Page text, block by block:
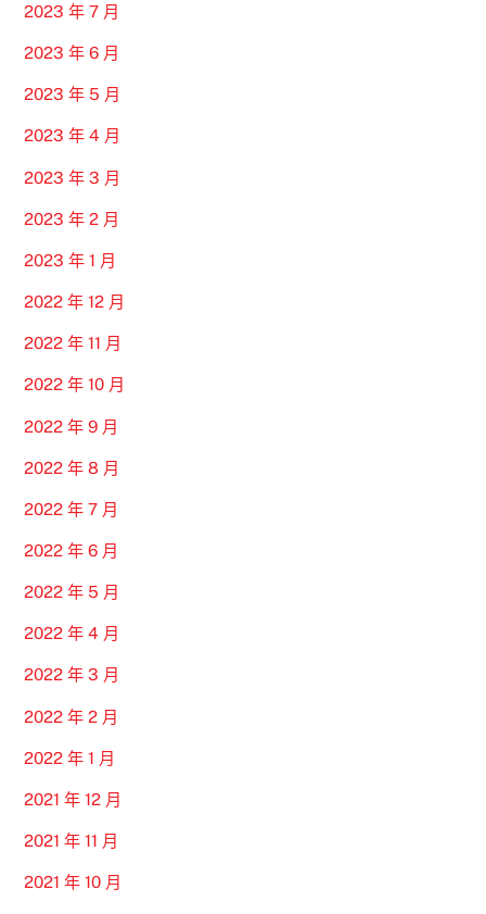
2023 年 7 月
2023 年 6 月
2023 年 5 月
2023 年 4 月
2023 年 3 月
2023 年 2 月
2023 年 1 月
2022 年 12 月
2022 年 11 月
2022 年 10 月
2022 年 9 月
2022 年 8 月
2022 年 7 月
2022 年 6 月
2022 年 5 月
2022 年 4 月
2022 年 3 月
2022 年 2 月
2022 年 1 月
2021 年 12 月
2021 年 11 月
2021 年 10 月